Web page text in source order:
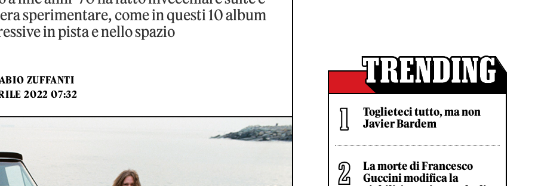
sperimentare, come in questi 10 album
in pista e nello spazio
ZUFFANTI
2022 07:32
Toglieteci tutto, ma non
Javier Bardem
La morte di Francesco
Guccini modifica la